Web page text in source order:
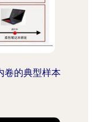
卷的典型样本